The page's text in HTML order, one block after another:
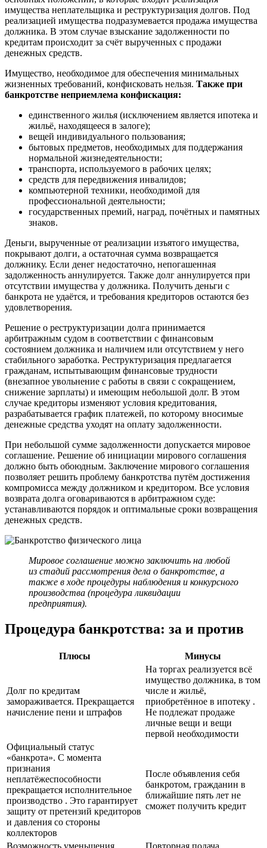
имущества неплательщика и реструктуризация долгов. Под
реализацией имущества подразумевается продажа имущества
должника. В этом случае взыскание задолженности по
кредитам происходит за счёт вырученных с продажи
денежных средств.
Имущество, необходимое для обеспечения минимальных
жизненных требований, конфисковать нельзя. Также при
банкротстве неприемлема конфискация:
единственного жилья (исключением является ипотека и
жильё, находящееся в залоге);
вещей индивидуального пользования;
бытовых предметов, необходимых для поддержания
нормальной жизнедеятельности;
транспорта, используемого в рабочих целях;
средств для передвижения инвалидов;
компьютерной техники, необходимой для
профессиональной деятельности;
государственных премий, наград, почётных и памятных
знаков.
Деньги, вырученные от реализации изъятого имущества,
покрывают долги, а остаточная сумма возвращается
должнику. Если денег недостаточно, непогашенная
задолженность аннулируется. Также долг аннулируется при
отсутствии имущества у должника. Получить деньги с
банкрота не удаётся, и требования кредиторов остаются без
удовлетворения.
Решение о реструктуризации долга принимается
арбитражным судом в соответствии с финансовым
состоянием должника и наличием или отсутствием у него
стабильного заработка. Реструктуризация предлагается
гражданам, испытывающим финансовые трудности
(внезапное увольнение с работы в связи с сокращением,
снижение зарплаты) и имеющим небольшой долг. В этом
случае кредиторы изменяют условия кредитования,
разрабатывается график платежей, по которому вносимые
денежные средства уходят на оплату задолженности.
При небольшой сумме задолженности допускается мировое
соглашение. Решение об инициации мирового соглашения
должно быть обоюдным. Заключение мирового соглашения
позволяет решить проблему банкротства путём достижения
компромисса между должником и кредитором. Все условия
возврата долга оговариваются в арбитражном суде:
устанавливаются порядок и оптимальные сроки возвращения
денежных средств.
Мировое соглашение можно заключить на любой
из стадий рассмотрения дела о банкротстве, а
также в ходе процедуры наблюдения и конкурсного
производства (процедура ликвидации
предприятия).
Процедура банкротства: за и против
Плюсы Минусы
Долг по кредитам
замораживается. Прекращается
начисление пени и штрафов
На торгах реализуется всё
имущество должника, в том
числе и жильё,
приобретённое в ипотеку .
Не подлежат продаже
личные вещи и вещи
первой необходимости
Официальный статус
«банкрота». С момента
признания
неплатёжеспособности
прекращается исполнительное
производство . Это гарантирует
защиту от претензий кредиторов
и давления со стороны
коллекторов
После объявления себя
банкротом, гражданин в
ближайшие пять лет не
сможет получить кредит